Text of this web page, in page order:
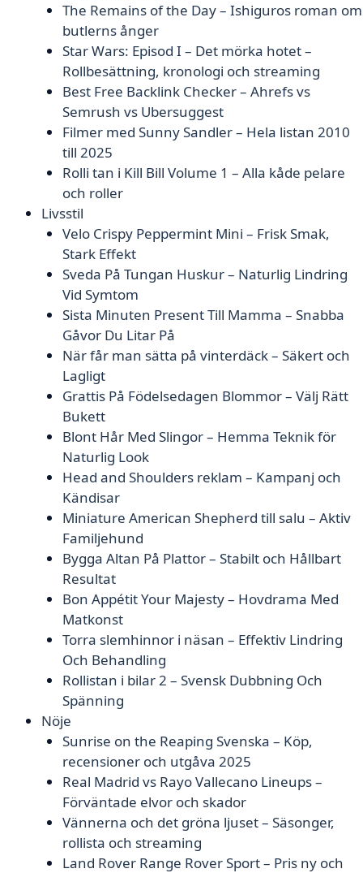
The Remains of the Day – Ishiguros roman om
butlerns ånger
Star Wars: Episod I – Det mörka hotet –
Rollbesättning, kronologi och streaming
Best Free Backlink Checker – Ahrefs vs
Semrush vs Ubersuggest
Filmer med Sunny Sandler – Hela listan 2010
till 2025
Rolli tan i Kill Bill Volume 1 – Alla kåde pelare
och roller
Livsstil
Velo Crispy Peppermint Mini – Frisk Smak,
Stark Effekt
Sveda På Tungan Huskur – Naturlig Lindring
Vid Symtom
Sista Minuten Present Till Mamma – Snabba
Gåvor Du Litar På
När får man sätta på vinterdäck – Säkert och
Lagligt
Grattis På Födelsedagen Blommor – Välj Rätt
Bukett
Blont Hår Med Slingor – Hemma Teknik för
Naturlig Look
Head and Shoulders reklam – Kampanj och
Kändisar
Miniature American Shepherd till salu – Aktiv
Familjehund
Bygga Altan På Plattor – Stabilt och Hållbart
Resultat
Bon Appétit Your Majesty – Hovdrama Med
Matkonst
Torra slemhinnor i näsan – Effektiv Lindring
Och Behandling
Rollistan i bilar 2 – Svensk Dubbning Och
Spänning
Nöje
Sunrise on the Reaping Svenska – Köp,
recensioner och utgåva 2025
Real Madrid vs Rayo Vallecano Lineups –
Förväntade elvor och skador
Vännerna och det gröna ljuset – Säsonger,
rollista och streaming
Land Rover Range Rover Sport – Pris ny och